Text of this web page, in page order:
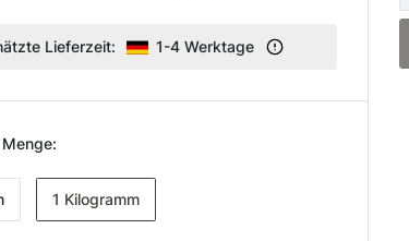
Lieferzeit: 1-4 Werktage
1 Kilogramm